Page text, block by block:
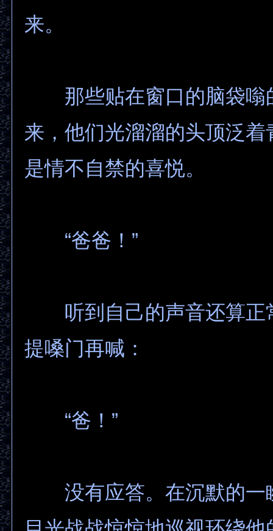
来。
那些贴在窗口的脑袋嗡
来，他们光溜溜的头顶泛着
是情不自禁的喜悦。
“爸爸！”
听到自己的声音还算正
提嗓门再喊：
“爸！”
没有应答。在沉默的一